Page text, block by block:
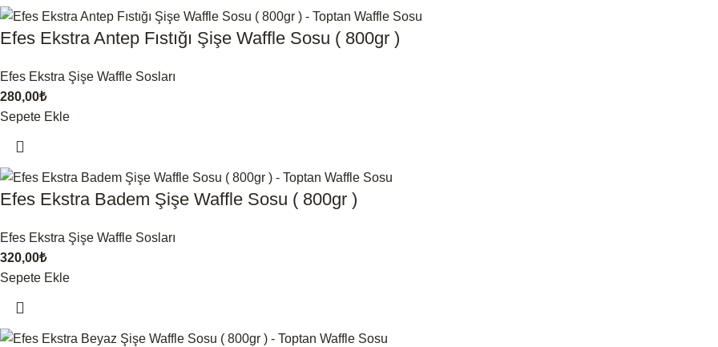
Efes Ekstra Antep Fıstığı Şişe Waffle Sosu ( 800gr )
Efes Ekstra Şişe Waffle Sosları
280,00₺
Sepete Ekle
Efes Ekstra Badem Şişe Waffle Sosu ( 800gr )
Efes Ekstra Şişe Waffle Sosları
320,00₺
Sepete Ekle